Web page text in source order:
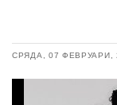
СРЯДА, 07 ФЕВРУАРИ,